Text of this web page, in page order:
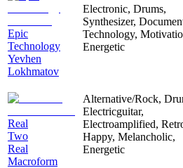
Epic
Technology
Yevhen
Lokhmatov
Electronic, Drums,
Synthesizer,
Technology,
Energetic
Real
Two
Real
Macroform
Alternative/Rock,
Electricguitar,
Electroamplified,
Happy, Melancholic,
Energetic